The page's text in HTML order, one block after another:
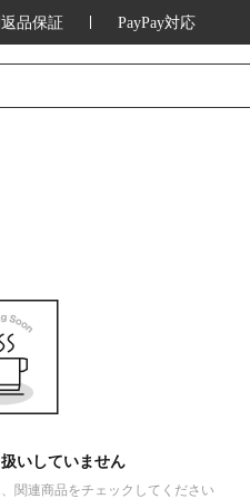
品保証 PayPay対応
いしていません
関連商品をチェックしてください